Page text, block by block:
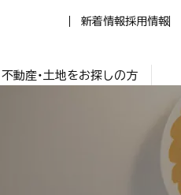
新着情報採用情報
不動産・土地をお探しの方